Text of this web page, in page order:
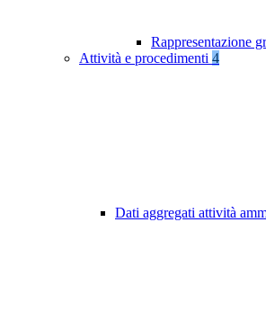
Rappresentazione
Attività e procedimenti 4
Dati aggregati attività